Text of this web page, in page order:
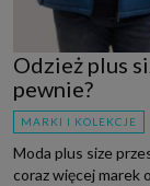
Odzież plus
pewnie?
MARKI I KOLEKCJE
Moda plus size
coraz więcej marek